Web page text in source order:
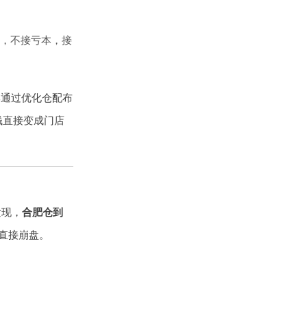
不接亏本，接
过优化仓配布
直接变成门店
，合肥仓到
接崩盘。